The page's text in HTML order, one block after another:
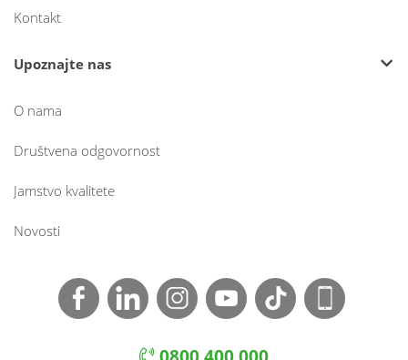
Kontakt
Upoznajte nas
O nama
Društvena odgovornost
Jamstvo kvalitete
Novosti